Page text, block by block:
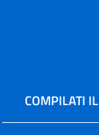
COMPILATI IL